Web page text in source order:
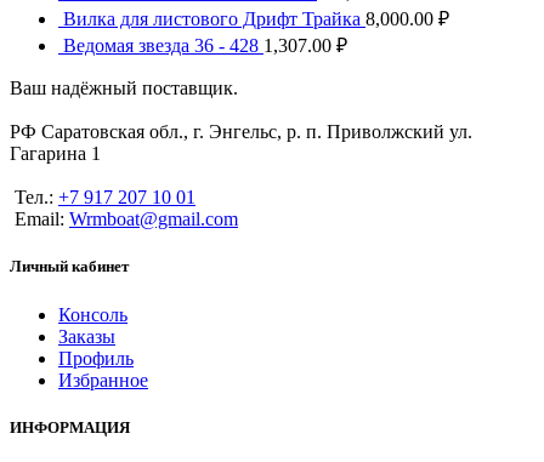
Вилка для листового Дрифт Трайка 8,000.00 ₽
Ведомая звезда 36 - 428 1,307.00 ₽
Ваш надёжный поставщик.
РФ Саратовская обл., г. Энгельс, р. п. Приволжский ул.
Гагарина 1
Тел.: +7 917 207 10 01
Email: Wrmboat@gmail.com
Личный кабинет
Консоль
Заказы
Профиль
Избранное
ИНФОРМАЦИЯ